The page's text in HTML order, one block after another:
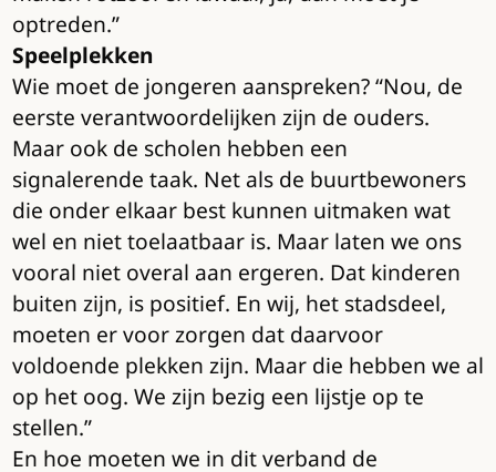
optreden.”
Speelplekken
Wie moet de jongeren aanspreken? “Nou, de
eerste verantwoordelijken zijn de ouders.
Maar ook de scholen hebben een
signalerende taak. Net als de buurtbewoners
die onder elkaar best kunnen uitmaken wat
wel en niet toelaatbaar is. Maar laten we ons
vooral niet overal aan ergeren. Dat kinderen
buiten zijn, is positief. En wij, het stadsdeel,
moeten er voor zorgen dat daarvoor
voldoende plekken zijn. Maar die hebben we al
op het oog. We zijn bezig een lijstje op te
stellen.”
En hoe moeten we in dit verband de